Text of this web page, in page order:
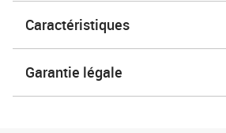
Caractéristiques
Garantie légale